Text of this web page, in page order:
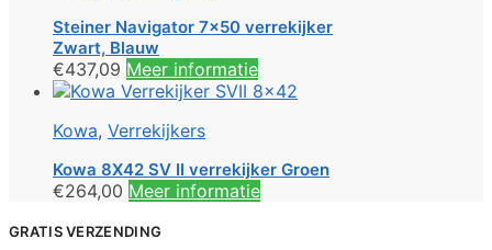
Steiner Navigator 7×50 verrekijker
Zwart, Blauw
€437,09 Meer informatie
Kowa, Verrekijkers
Kowa 8X42 SV II verrekijker Groen
€264,00 Meer informatie
GRATIS VERZENDING